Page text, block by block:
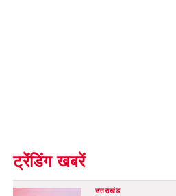
ट्रेंडिंग खबरें
उत्तराखंड